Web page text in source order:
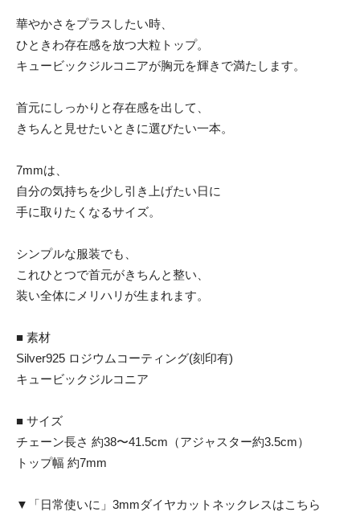
華やかさをプラスしたい時、
ひときわ存在感を放つ大粒トップ。
キュービックジルコニアが胸元を輝きで満たします。
首元にしっかりと存在感を出して、
きちんと見せたいときに選びたい一本。
7mmは、
自分の気持ちを少し引き上げたい日に
手に取りたくなるサイズ。
シンプルな服装でも、
これひとつで首元がきちんと整い、
装い全体にメリハリが生まれます。
■ 素材
Silver925 ロジウムコーティング(刻印有)
キュービックジルコニア
■ サイズ
チェーン長さ 約38〜41.5cm（アジャスター約3.5cm）
トップ幅 約7mm
▼「日常使いに」3mmダイヤカットネックレスはこちら